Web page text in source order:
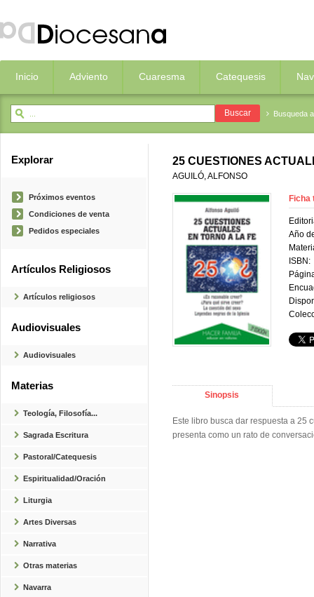
Inicio Adviento Cuaresma Catequesis
Busqueda
Explorar
Próximos eventos
Condiciones de venta
Pedidos especiales
Artículos Religiosos
Artículos religiosos
Audiovisuales
Audiovisuales
Materias
Teología, Filosofía...
Sagrada Escritura
Pastoral/Catequesis
Espiritualidad/Oración
Liturgia
Artes Diversas
Narrativa
Otras materias
Navarra
25 CUESTIONES
AGUILÓ, ALFONSO
Ficha
Año
ISBN:
Sinopsis
Este libro busca dar respuesta a 25
presenta como un rato de